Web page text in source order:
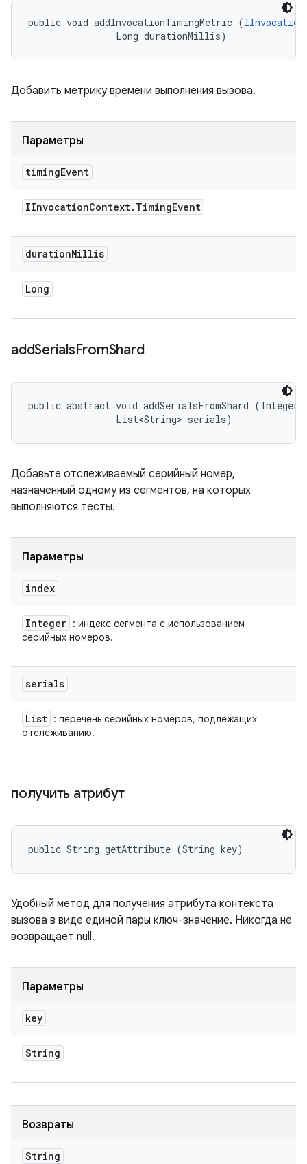
public void addInvocationTimingMetric (
                Long durationMillis)
Добавить метрику времени выполнения вызова.
Параметры
timingEvent
IInvocationContext. TimingEvent
durationMillis
Long
addSerialsFromShard
public abstract void addSerialsFromShard
                List<String> serials)
Добавьте отслеживаемый серийный номер,
назначенный одному из сегментов, на которых
выполняются тесты.
Параметры
index
Integer : индекс сегмента с использованием
серийных номеров.
serials
List : перечень серийных номеров, подлежащих
отслеживанию.
получить атрибут
public String getAttribute (String key)
Удобный метод для получения атрибута контекста
вызова в виде единой пары ключ-значение. Никогда не
возвращает null.
Параметры
key
String
Возвраты
String